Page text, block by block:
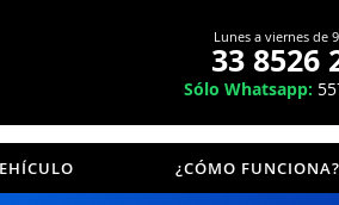
Lunes a viernes de
33 8526
Sólo Whatsapp:
¿CÓMO FUNCIONA?